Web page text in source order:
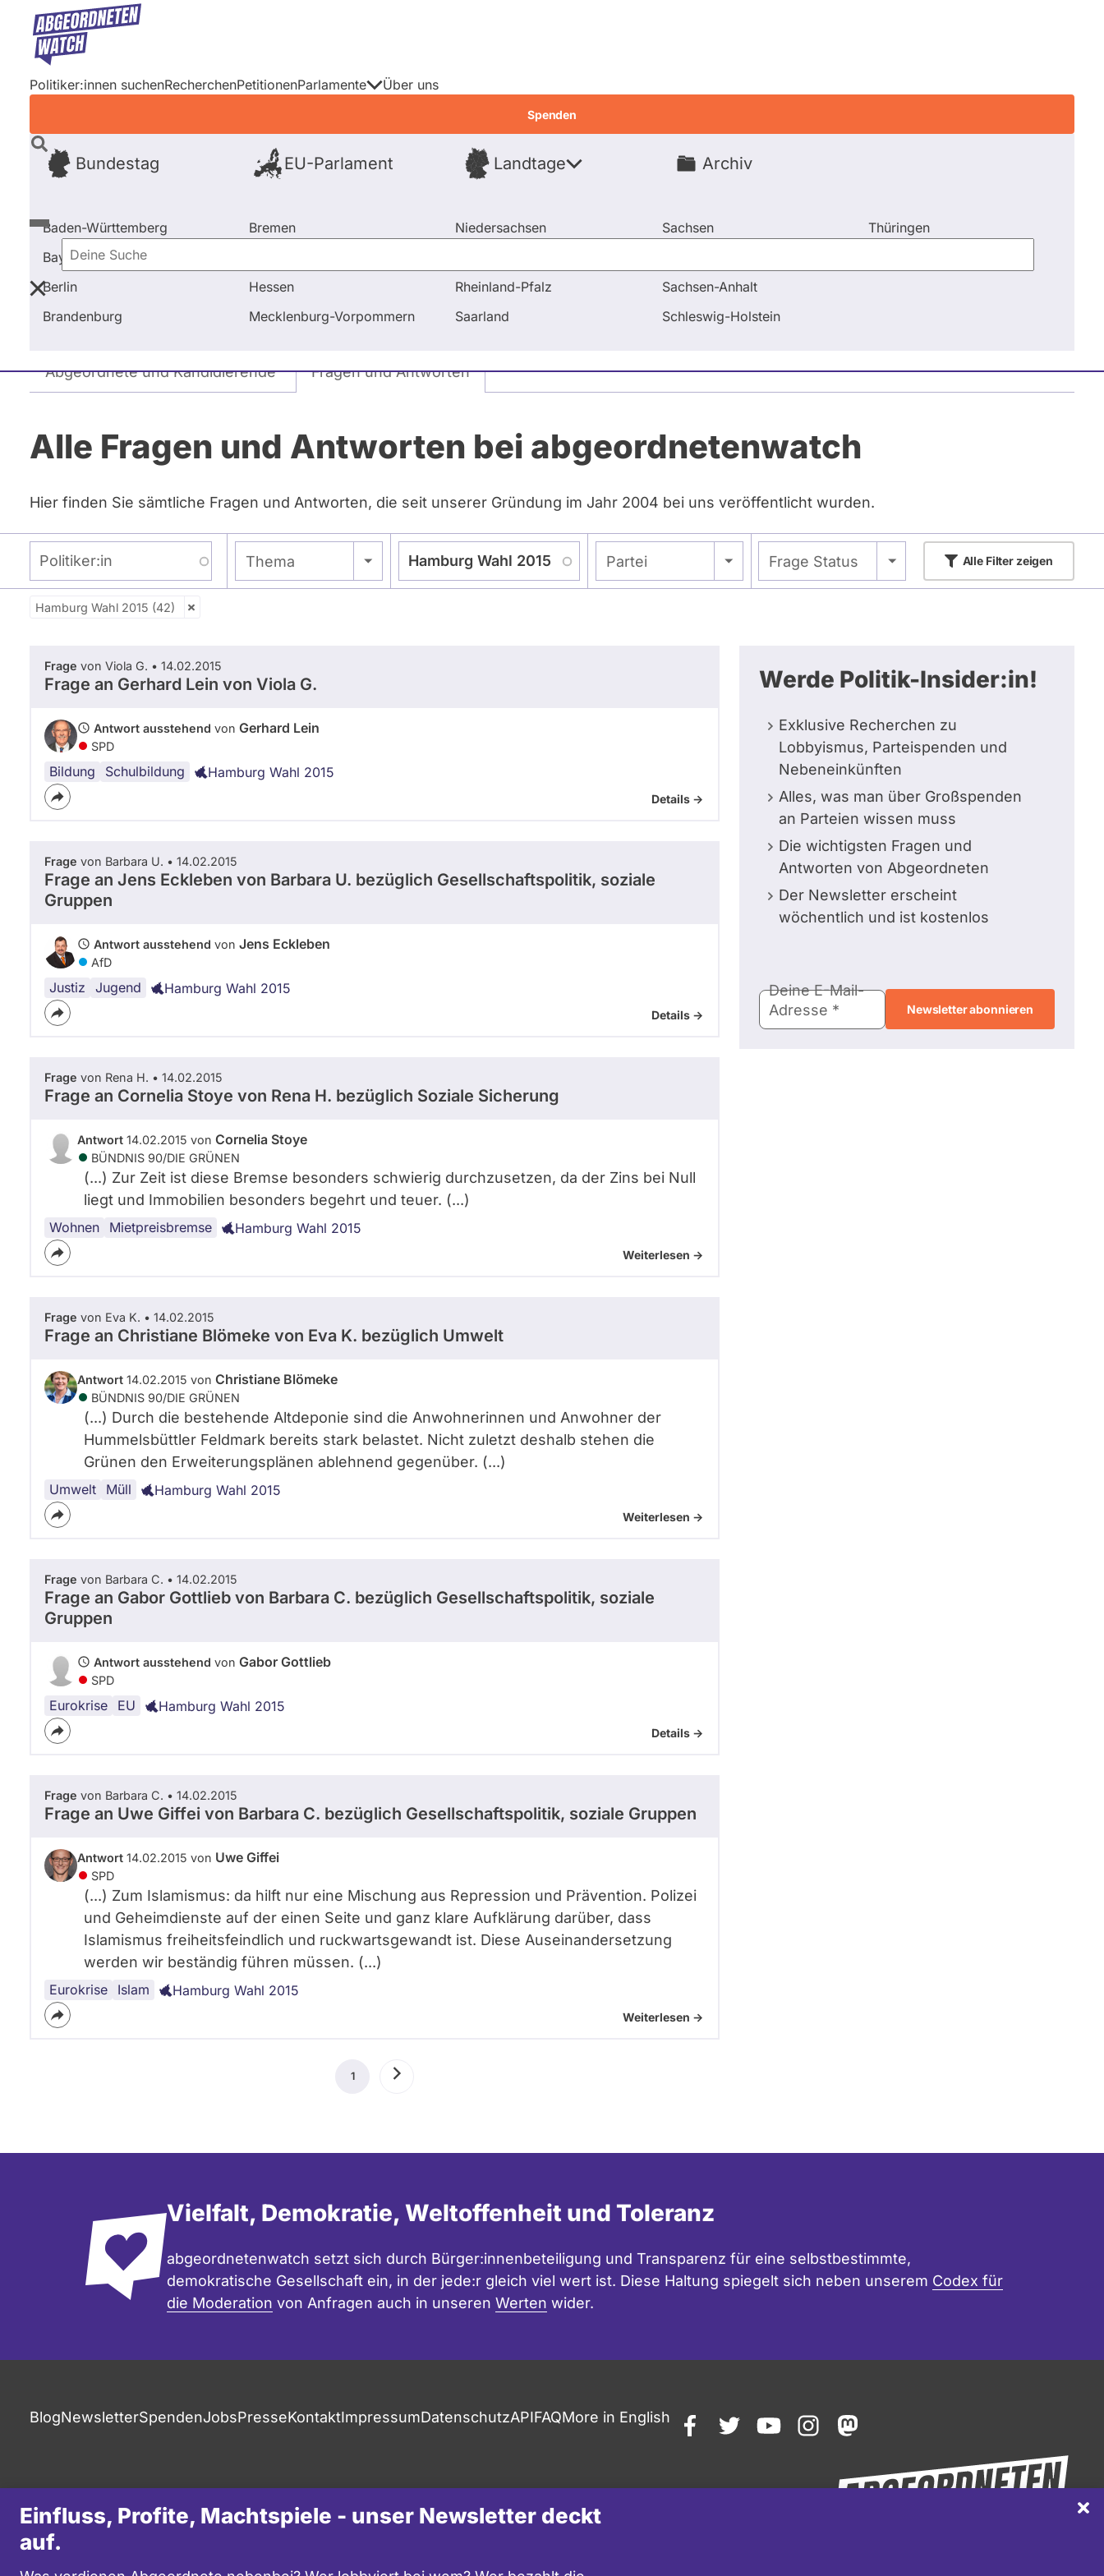
Direkt
Inhalt
Politiker:innen suchenRecherchenPetitionenParlamente
Bundestag EU-Parlament Landtage
Baden-Württemberg
Bayern
Berlin
Brandenburg
Bremen
Hessen
Mecklenburg-Vorpommern
Niedersachsen
Rheinland-Pfalz
Saarland
Sachsen
Sachsen-Anhalt
Schleswig-Holstein
Thüringen
Archiv
Über uns
Spenden
Deine
Suche
Einfluss, Profite, Machtspiele - unser Newsletter deckt
auf.
Startseite Alle Fragen und Antworten bei abgeordnetenwatch
Primäre
Reiter
Abgeordnete und Kandidierende Fragen und Antworten
Alle Fragen und Antworten bei abgeordnetenwatch
Hier finden Sie sämtliche Fragen und Antworten, die seit unserer Gründung im Jahr 2004 bei uns veröffentlicht wurden.
Thema
- Alle - Partei
- Alle - Frage Status
- Alle -
Zeitraum
AlleFilter zeigen
Hamburg Wahl 2015 (42)
Frage von Viola G. • 14.02.2015
Frage an Gerhard Lein von Viola G.
Antwort ausstehend von Gerhard Lein
SPD
Bildung Schulbildung
Schulplätze
Schulen Hamburg Wahl 2015
Details ->
Frage von Barbara U. • 14.02.2015
Frage an Jens Eckleben von Barbara U. bezüglich Gesellschaftspolitik, soziale
Gruppen
Antwort ausstehend von Jens Eckleben
AfD
Justiz Jugend
Kriminalität
Straftaten Hamburg Wahl 2015
Details ->
Frage von Rena H. • 14.02.2015
Frage an Cornelia Stoye von Rena H. bezüglich Soziale Sicherung
Antwort 14.02.2015 von Cornelia Stoye
BÜNDNIS 90/­DIE GRÜNEN
(...) Zur Zeit ist diese Bremse besonders schwierig durchzusetzen, da der Zins bei Null
liegt und Immobilien besonders begehrt und teuer. (...)
Wohnen Mietpreisbremse
Hamburg Hamburg Wahl 2015
Weiterlesen ->
Frage von Eva K. • 14.02.2015
Frage an Christiane Blömeke von Eva K. bezüglich Umwelt
Antwort 14.02.2015 von Christiane Blömeke
BÜNDNIS 90/­DIE GRÜNEN
(...) Durch die bestehende Altdeponie sind die Anwohnerinnen und Anwohner der
Hummelsbüttler Feldmark bereits stark belastet. Nicht zuletzt deshalb stehen die
Grünen den Erweiterungsplänen ablehnend gegenüber. (...)
Umwelt Müll
Hamburg Hamburg Wahl 2015
Weiterlesen ->
Frage von Barbara C. • 14.02.2015
Frage an Gabor Gottlieb von Barbara C. bezüglich Gesellschaftspolitik, soziale
Gruppen
Antwort ausstehend von Gabor Gottlieb
SPD
Eurokrise EU
Griechenland Hamburg Wahl 2015
Details ->
Frage von Barbara C. • 14.02.2015
Frage an Uwe Giffei von Barbara C. bezüglich Gesellschaftspolitik, soziale Gruppen
Antwort 14.02.2015 von Uwe Giffei
SPD
(...) Zum Islamismus: da hilft nur eine Mischung aus Repression und Prävention. Polizei
und Geheimdienste auf der einen Seite und ganz klare Aufklärung darüber, dass
Islamismus freiheitsfeindlich und ruckwartsgewandt ist. Diese Auseinandersetzung
werden wir beständig führen müssen. (...)
Eurokrise Islam
EU
Griechenland Hamburg Wahl 2015
Weiterlesen ->
Aktuelle
1 Nächste
Werde Politik-Insider:in!
Exklusive Recherchen zu
Lobbyismus, Parteispenden und
Nebeneinkünften
Alles, was man über Großspenden
an Parteien wissen muss
Die wichtigsten Fragen und
Antworten von Abgeordneten
Der Newsletter erscheint
wöchentlich und ist kostenlos
Mail-
Adresse
Deine E-Mail-
Adresse
Vielfalt, Demokratie, Weltoffenheit und Toleranz
abgeordnetenwatch setzt sich durch Bürger:innenbeteiligung und Transparenz für eine selbstbestimmte,
demokratische Gesellschaft ein, in der jede:r gleich viel wert ist. Diese Haltung spiegelt sich neben unserem Codex für
die Moderation von Anfragen auch in unseren Werten wider.
BlogNewsletterSpendenJobsPresseKontaktImpressumDatenschutzAPIFAQMore in English
facebooktwitteryoutubeinstagrammastodon